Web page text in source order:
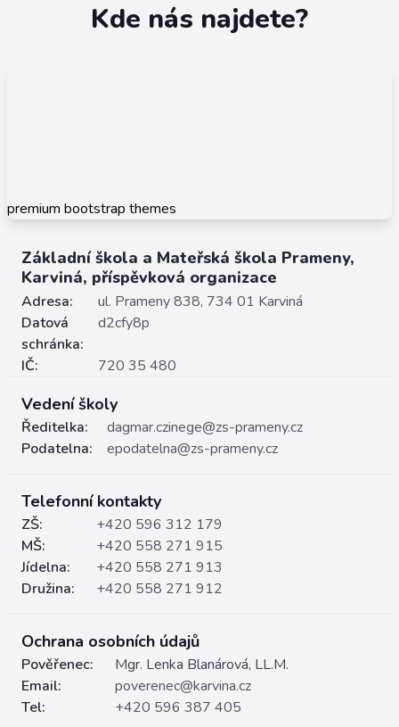
Kde nás najdete?
premium bootstrap themes
Základní škola a Mateřská škola Prameny,
Karviná, příspěvková organizace
Adresa:
ul. Prameny 838, 734 01 Karviná
Datová
schránka:
d2cfy8p
IČ: 720 35 480
Vedení školy
Ředitelka:
dagmar.czinege@zs-prameny.cz
Podatelna:
epodatelna@zs-prameny.cz
Telefonní kontakty
ZŠ:
+420 596 312 179
MŠ:
+420 558 271 915
Jídelna:
+420 558 271 913
Družina:
+420 558 271 912
Ochrana osobních údajů
Pověřenec:
Mgr. Lenka Blanárová, LL.M.
Email:
poverenec@karvina.cz
Tel:
+420 596 387 405